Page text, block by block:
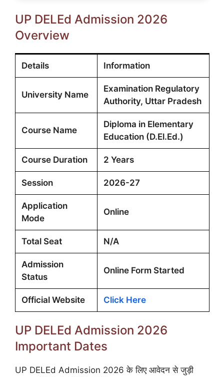
UP DELEd Admission 2026
Overview
Details Information
University Name
Examination Regulatory
Authority, Uttar Pradesh
Course Name
Diploma in Elementary
Education (D.El.Ed.)
Course Duration 2 Years
Session 2026-27
Application
Mode
Online
Total Seat N/A
Admission
Status
Online Form Started
Official Website Click Here
UP DELEd Admission 2026
Important Dates
UP DELEd Admission 2026 के लिए आवेदन से जुड़ी